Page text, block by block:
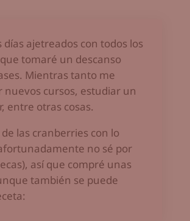
ajetreados con todos los
tomaré un descanso
Mientras tanto me
nuevos cursos, estudiar un
entre otras cosas.
las cranberries con lo
no sé por
así que compré unas
también se puede